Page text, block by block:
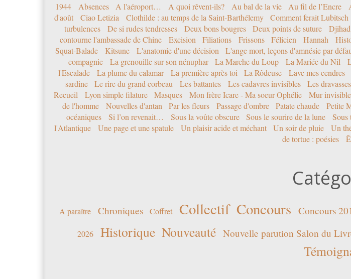
1944 Absences A l'aéroport… A quoi rêvent-ils? Au bal de la vie Au fil de l’Encre
d'août
Ciao Letizia Clothilde : au temps de la Saint-Barthélemy Comment ferait Lubitsch
turbulences
De si rudes tendresses Deux bons bougres Deux points de suture Djihad
contourne l'ambassade de Chine
Excision Filiations Frissons Félicien Hannah
Squat-Balade
Kitsune L'anatomie d'une décision L'ange mort, leçons d'amnésie par
compagnie
La grenouille sur son nénuphar La Marche du Loup La Mariée du Nil
l'Escalade
La plume du calamar La première après toi La Rôdeuse Lave mes cendres
sardine
Le rire du grand corbeau Les battantes Les cadavres invisibles Les dravasses
Recueil
Lyon simple filature Masques Mon frère Icare - Ma soeur Ophélie Mur invisible
de l'homme
Nouvelles d'antan Par les fleurs Passage d'ombre Patate chaude Petite
océaniques
Si l’on revenait… Sous la voûte obscure Sous le sourire de la lune Sous
l'Atlantique
Une page et une spatule Un plaisir acide et méchant Un soir de pluie Un
de tortue : poésies
A paraître Chroniques Coffret Collectif Concours Concours
2026 Historique Nouveauté Nouvelle parution Salon du